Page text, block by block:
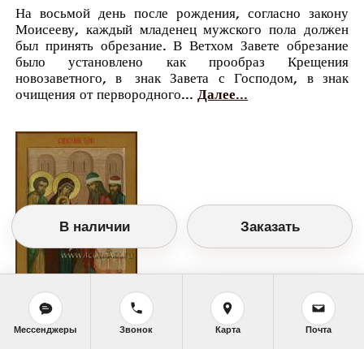
На восьмой день после рождения, согласно закону
Моисееву, каждый младенец мужского пола должен
был принять обрезание. В Ветхом Завете обрезание
было установлено как прообраз Крещения
новозаветного, в знак Завета с Господом, в знак
очищения от первородного... Далее...
Православный календарь
<<Пятница, 14 Января (1 Января по старому
В наличии Заказать
Мессенджеры Звонок Карта Почта